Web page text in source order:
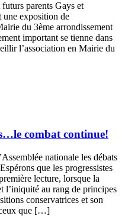
parents Gays et
une exposition de
du 3ème arrondissement
important se tienne dans
l’association en Mairie du
combat continue!
nationale les débats
que les progressistes
lecture, lorsque la
l’iniquité au rang de principes
conservatrices et son
que […]